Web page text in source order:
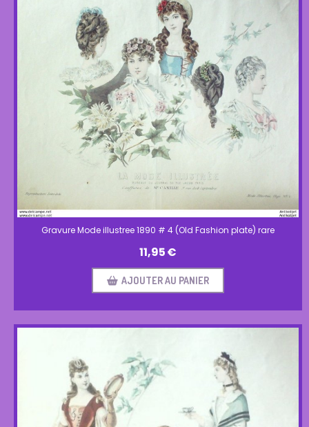
Gravure Mode illustree 1890 # 4 (Old Fashion plate) rare
11,95€
AJOUTER AU PANIER